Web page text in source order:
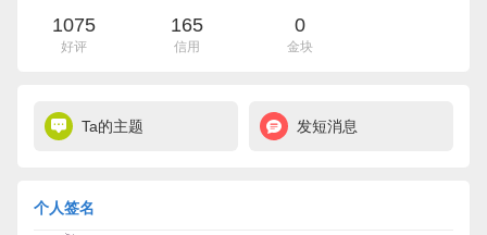
1075
好评
165
信用
0
金块
Ta的主题 发短消息
个人签名